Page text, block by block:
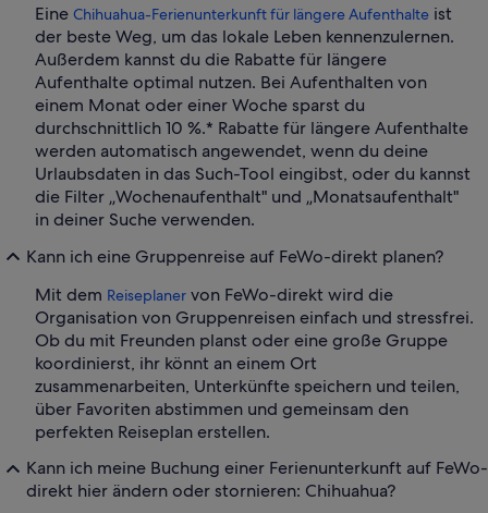
Eine Chihuahua-Ferienunterkunft für längere Aufenthalte ist
der beste Weg, um das lokale Leben kennenzulernen.
Außerdem kannst du die Rabatte für längere
Aufenthalte optimal nutzen. Bei Aufenthalten von
einem Monat oder einer Woche sparst du
durchschnittlich 10 %.* Rabatte für längere Aufenthalte
werden automatisch angewendet, wenn du deine
Urlaubsdaten in das Such-Tool eingibst, oder du kannst
die Filter „Wochenaufenthalt" und „Monatsaufenthalt"
in deiner Suche verwenden.
Kann ich eine Gruppenreise auf FeWo-direkt planen?
Mit dem Reiseplaner von FeWo-direkt wird die
Organisation von Gruppenreisen einfach und stressfrei.
Ob du mit Freunden planst oder eine große Gruppe
koordinierst, ihr könnt an einem Ort
zusammenarbeiten, Unterkünfte speichern und teilen,
über Favoriten abstimmen und gemeinsam den
perfekten Reiseplan erstellen.
Kann ich meine Buchung einer Ferienunterkunft auf FeWo-
direkt hier ändern oder stornieren: Chihuahua?